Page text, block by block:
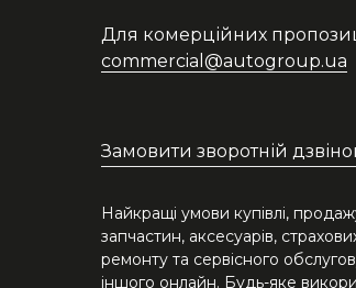
Замовити зворотній
Найкращі умови купівлі,
запчастин, аксесуарів,
ремонту та сервісного
іншого онлайн. Будь-яке
Для комерційних
commercial@autogroup.ua